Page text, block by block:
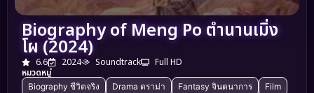
Biography of Meng Po ตำนานเมิ่ง
โผ (2024)
6.6 2024 Soundtrack
Full HD
หมวดหมู่
Biography ชีวิตจริง Drama ดราม่า Fantasy จินตนาการ
Film